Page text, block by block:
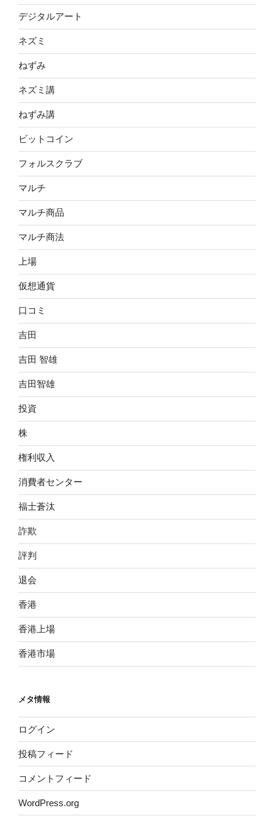
デジタルアート
ネズミ
ねずみ
ネズミ講
ねずみ講
ビットコイン
フォルスクラブ
マルチ
マルチ商品
マルチ商法
上場
仮想通貨
口コミ
吉田
吉田 智雄
吉田智雄
投資
株
権利収入
消費者センター
福士蒼汰
詐欺
評判
退会
香港
香港上場
香港市場
メタ情報
ログイン
投稿フィード
コメントフィード
WordPress.org